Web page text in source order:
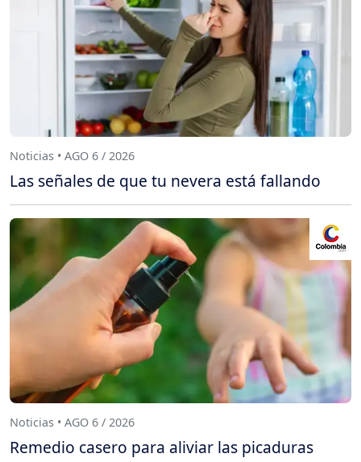
Noticias • AGO 6 / 2026
Las señales de que tu nevera está fallando
Noticias • AGO 6 / 2026
Remedio casero para aliviar las picaduras